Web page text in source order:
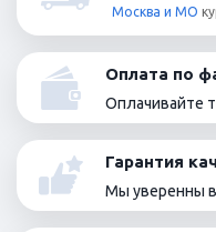
Москва и МО
Оплата по
Оплачивайте
Гарантия
Мы уверенны в